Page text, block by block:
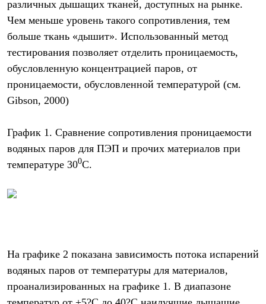
Уход за одеждой
В Арктику
Коллекции
ЗА ПОЛЯРНЫМ КРУГОМ
TREK
BASK kids
CITY
BASK juno
Каталог дилеров
Компания
Баск сегодня
История
Производство
Баск в вашем городе
Дилерам
Стать дилером
Услуги
различных дышащих тканей, доступных на рынке.
Чем меньше уровень такого сопротивления, тем
больше ткань «дышит». Использованный метод
тестирования позволяет отделить проницаемость,
обусловленную концентрацией паров, от
проницаемости, обусловленной температурой (см.
Gibson, 2000)
График 1. Сравнение сопротивления проницаемости
водяных паров для ПЭП и прочих материалов при
температуре 300C.
На графике 2 показана зависимость потока испарений
водяных паров от температуры для материалов,
проанализированных на графике 1. В диапазоне